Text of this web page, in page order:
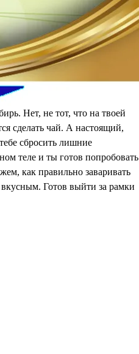
Нет, не тот, что на твоей
сделать чай. А настоящий,
сбросить лишние
теле и ты готов попробовать
как правильно заваривать
Готов выйти за рамки